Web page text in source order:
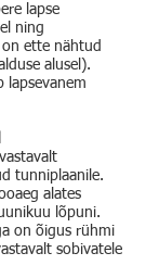
lapse
ning
ette nähtud
alusel).
lapsevanem
tunniplaanile.
alates
lõpuni.
on õigus rühmi
sobivatele